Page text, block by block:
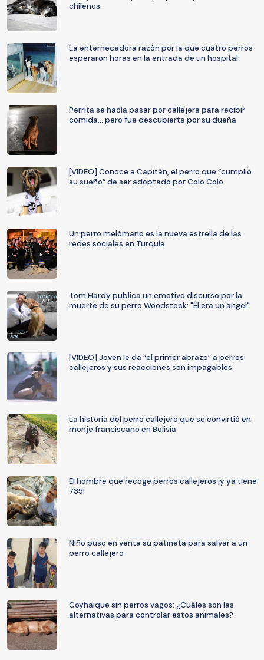
chilenos
La enternecedora razón por la que cuatro perros
esperaron horas en la entrada de un hospital
Perrita se hacía pasar por callejera para recibir
comida... pero fue descubierta por su dueña
[VIDEO] Conoce a Capitán, el perro que “cumplió
su sueño” de ser adoptado por Colo Colo
Un perro melómano es la nueva estrella de las
redes sociales en Turquía
Tom Hardy publica un emotivo discurso por la
muerte de su perro Woodstock: "Él era un ángel"
[VIDEO] Joven le da “el primer abrazo” a perros
callejeros y sus reacciones son impagables
La historia del perro callejero que se convirtió en
monje franciscano en Bolivia
El hombre que recoge perros callejeros ¡y ya tiene
735!
Niño puso en venta su patineta para salvar a un
perro callejero
Coyhaique sin perros vagos: ¿Cuáles son las
alternativas para controlar estos animales?